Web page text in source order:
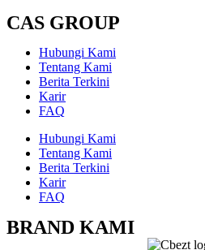
CAS GROUP
Hubungi Kami
Tentang Kami
Berita Terkini
Karir
FAQ
Hubungi Kami
Tentang Kami
Berita Terkini
Karir
FAQ
BRAND KAMI